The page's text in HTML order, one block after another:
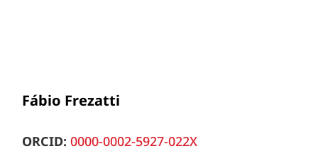
Fábio Frezatti
ORCID: 0000-0002-5927-022X